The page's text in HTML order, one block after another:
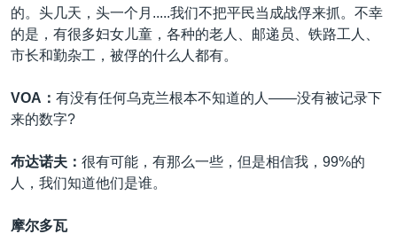
的。头几天，头一个月.....我们不把平民当成战俘来抓。不幸
的是，有很多妇女儿童，各种的老人、邮递员、铁路工人、
市长和勤杂工，被俘的什么人都有。
VOA： 有没有任何乌克兰根本不知道的人——没有被记录下
来的数字?
布达诺夫： 很有可能，有那么一些，但是相信我，99%的
人，我们知道他们是谁。
摩尔多瓦